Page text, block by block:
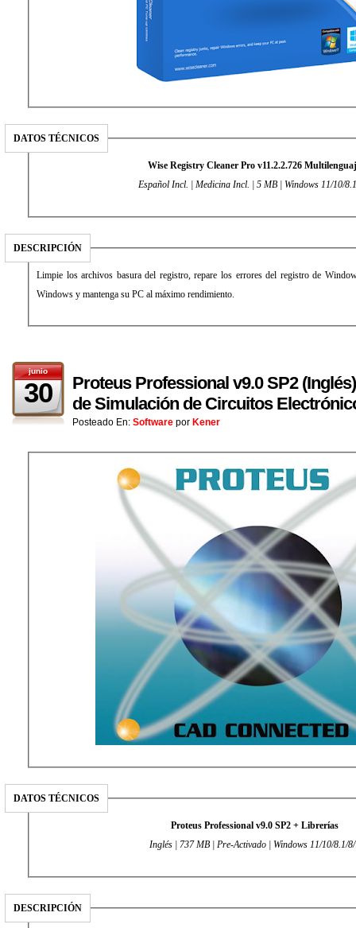
DATOS TÉCNICOS
Wise Registry Cleaner Pro v11.2.2.726
Español Incl. | Medicina Incl. | 5 MB | Windows 11/10/
DESCRIPCIÓN
Limpie los archivos basura del registro, repare los errores del registro de
Windows y mantenga su PC al máximo rendimiento.
junio
30
Proteus Professional v9.0 SP2
de Simulación de Circuitos
Posteado En: Software por Kener
DATOS TÉCNICOS
Proteus Professional v9.0 SP2 + Librerías
Inglés | 737 MB | Pre-Activado | Windows 11/10/8.1/
DESCRIPCIÓN